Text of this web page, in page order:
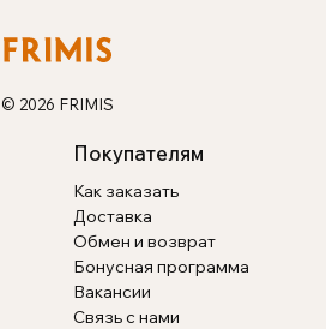
© 2026 FRIMIS
Покупателям
Как заказать
Доставка
Обмен и возврат
Бонусная программа
Вакансии
Связь с нами